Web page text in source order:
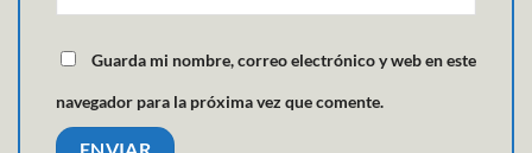
Guarda mi nombre, correo electrónico y web en este
navegador para la próxima vez que comente.